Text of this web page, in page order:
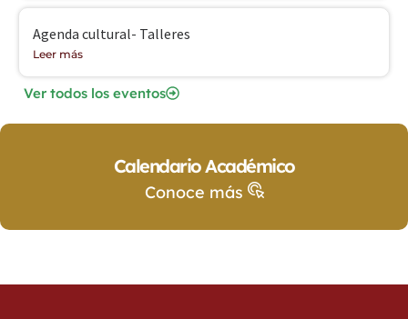
Agenda cultural- Talleres
Leer más
Ver todos los eventos
Calendario Académico
Conoce más